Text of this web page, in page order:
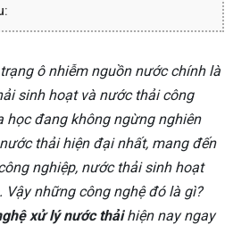
ô nhiễm nguồn nước chính là
sinh hoạt và nước thải công
học đang không ngừng nghiên
thải hiện đại nhất, mang đến
nghiệp, nước thải sinh hoạt
Vậy những công nghệ đó là gì?
xử lý nước thảihiện nay ngay